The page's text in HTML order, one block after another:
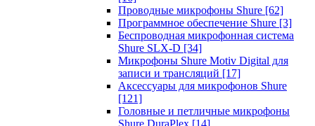
Проводные микрофоны Shure [62]
Программное обеспечение Shure [3]
Беспроводная микрофонная система
Shure SLX-D [34]
Микрофоны Shure Motiv Digital для
записи и трансляций [17]
Аксессуары для микрофонов Shure
[121]
Головные и петличные микрофоны
Shure DuraPlex [14]